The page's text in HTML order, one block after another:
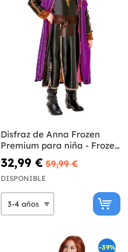
Disfraz de Anna Frozen
Premium para niña - Frozen
2
32,99 € 59,99 €
DISPONIBLE
-39%